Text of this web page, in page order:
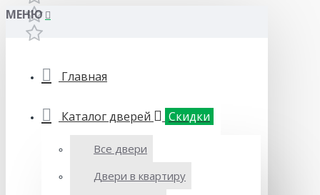
МЕНЮ
Главная
Каталог дверей Скидки
Все двери
Двери в квартиру